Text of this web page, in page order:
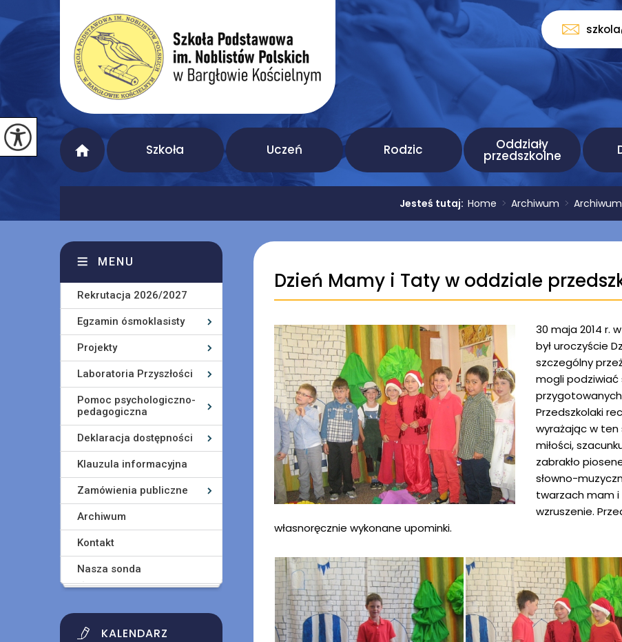
Szkoła Uczeń Rodzic Oddziały
przedszkolne
Jesteś tutaj: Home > Archiwum >
Dzień Mamy i Taty w oddziale
30 maja 2014 r.
był uroczyście
szczególny
mogli podziwiać
Przedszkolaki
wyrażając w ten
miłości,
zabrakło
słowno-
twarzach mam i
wzruszenie.
własnoręcznie wykonane upominki.
MENU
Rekrutacja 2026/2027
Egzamin ósmoklasisty
Projekty
Laboratoria Przyszłości
Pomoc psychologiczno-
pedagogiczna
Deklaracja dostępności
Klauzula informacyjna
Zamówienia publiczne
Archiwum
Kontakt
Nasza sonda
KALENDARZ